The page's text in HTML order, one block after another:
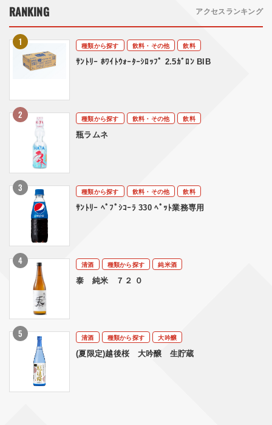
RANKING アクセスランキング
種類から探す 飲料・その他
飲料
ｻﾝﾄﾘｰ ﾎﾜｲﾄｳｫｰﾀｰｼﾛｯﾌﾟ 2.5ｶﾞﾛﾝ BIB
種類から探す 飲料・その他
飲料
瓶ラムネ
種類から探す 飲料・その他
飲料
ｻﾝﾄﾘｰ ﾍﾟﾌﾟｼｺｰﾗ 330 ﾍﾟｯﾄ業務専用
清酒 種類から探す
純米酒
泰 純米 ７２ ０
清酒 種類から探す
大吟醸
(夏限定)越後桜 大吟醸 生貯蔵